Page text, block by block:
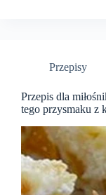
Przepisy
Przepis dla
tego przysmaku z